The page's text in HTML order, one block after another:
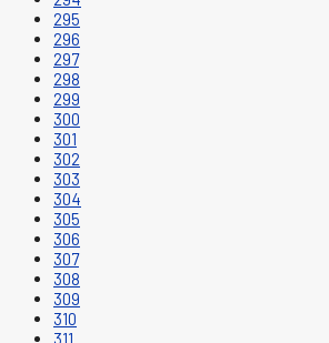
295
296
297
298
299
300
301
302
303
304
305
306
307
308
309
310